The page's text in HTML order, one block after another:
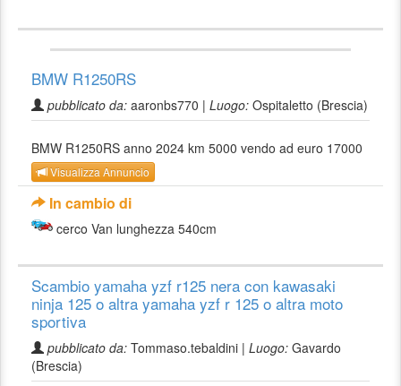
BMW R1250RS
pubblicato da: aaronbs770 | Luogo: Ospitaletto (Brescia)
BMW R1250RS anno 2024 km 5000 vendo ad euro 17000
Visualizza Annuncio
In cambio di
cerco Van lunghezza 540cm
Scambio yamaha yzf r125 nera con kawasaki
ninja 125 o altra yamaha yzf r 125 o altra moto
sportiva
pubblicato da: Tommaso.tebaldini | Luogo: Gavardo
(Brescia)